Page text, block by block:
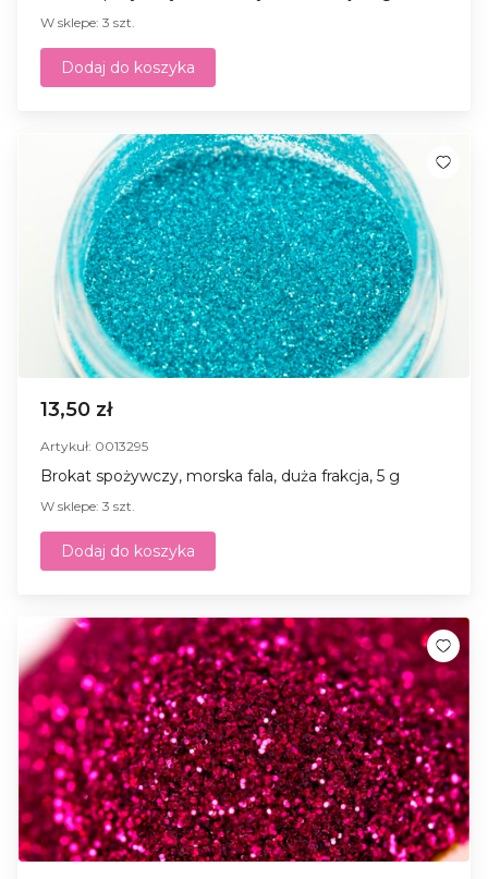
W sklepe: 3 szt.
Dodaj do koszyka
13,50 zł
Artykuł: 0013295
Brokat spożywczy, morska fala, duża frakcja, 5 g
W sklepe: 3 szt.
Dodaj do koszyka